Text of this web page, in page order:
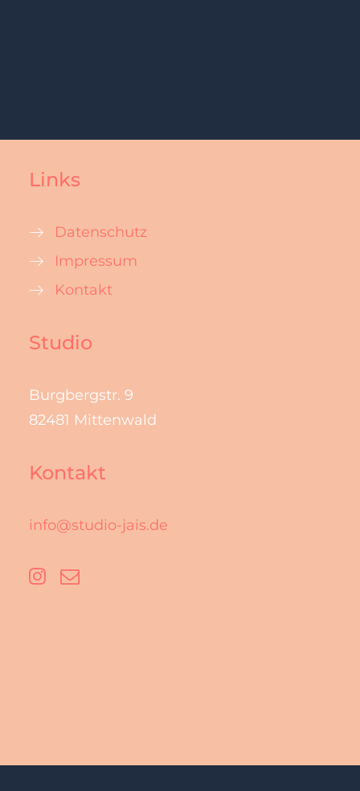
Links
Datenschutz
Impressum
Kontakt
Studio
Burgbergstr. 9
82481 Mittenwald
Kontakt
info@studio-jais.de